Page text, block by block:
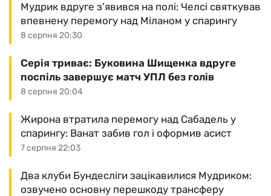
8 серпня 20:30
Мудрик вдруге з'явився на полі: Челсі святкував
впевнену перемогу над Міланом у спарингу
8 серпня 20:04
Серія триває: Буковина Шищенка вдруге
поспіль завершує матч УПЛ без голів
7 серпня 22:03
Жирона втратила перемогу над Сабадель у
спарингу: Ванат забив гол і оформив асист
Два клуби Бундесліги зацікавилися Мудриком:
озвучено основну перешкоду трансферу